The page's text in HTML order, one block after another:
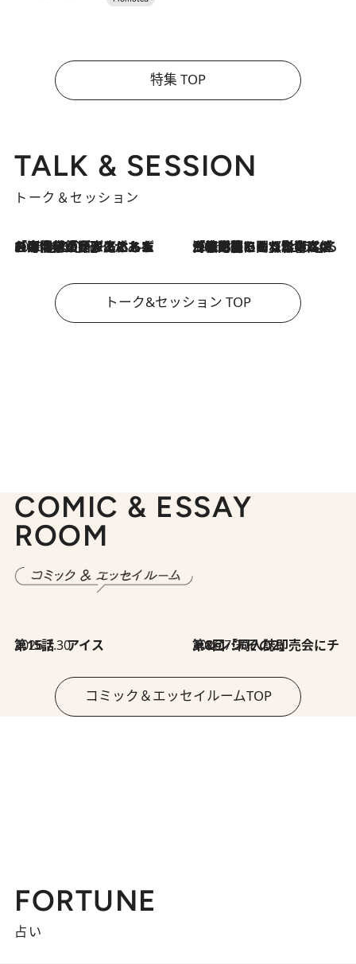
特集 TOP
TALK & SESSION
トーク＆セッション
2026.8.3
「今後値上げがあるとすれば…」「リスクがあるのは今年の冬」エネルギー専門家が語る、ホルムズ海峡封鎖が家庭にもたらす“ある心配” 2026.8.3
「住宅建てられない…」「サーチャージ料の高値が続いている」ホルムズ海峡封鎖による影響はいつまで続く？《エネルギー専門家に聞く“どうなる日本の暮らし”》
トーク&セッション TOP
COMIC & ESSAY
ROOM
2026.7.30
第15話 アイス 2026.7.30
第8回「同人誌即売会にチャレンジ その2」
コミック＆エッセイルームTOP
FORTUNE
占い